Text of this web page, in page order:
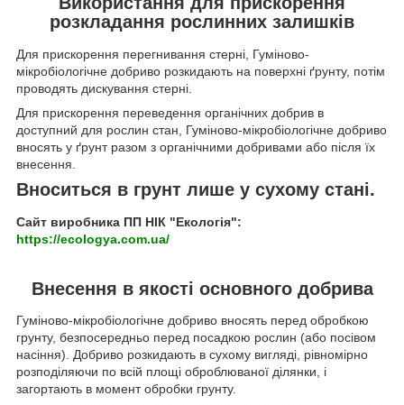
розкладання рослинних залишків
Для прискорення перегнивання стерні, Гуміново-
мікробіологічне добриво розкидають на поверхні ґрунту, потім
проводять дискування стерні.
Для прискорення переведення органічних добрив в
доступний для рослин стан, Гуміново-мікробіологічне добриво
вносять у ґрунт разом з органічними добривами або після їх
внесення.
Вноситься в грунт лише у сухому стані.
Сайт виробника ПП НІК "Екологія":
https://ecologya.com.ua/
Внесення в якості основного добрива
Гуміново-мікробіологічне добриво вносять перед обробкою
грунту, безпосередньо перед посадкою рослин (або посівом
насіння). Добриво розкидають в сухому вигляді, рівномірно
розподіляючи по всій площі оброблюваної ділянки, і
загортають в момент обробки грунту.